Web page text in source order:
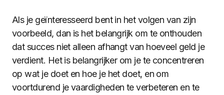
Als je geïnteresseerd bent in het volgen van zijn
voorbeeld, dan is het belangrijk om te onthouden
dat succes niet alleen afhangt van hoeveel geld je
verdient. Het is belangrijker om je te concentreren
op wat je doet en hoe je het doet, en om
voortdurend je vaardigheden te verbeteren en te